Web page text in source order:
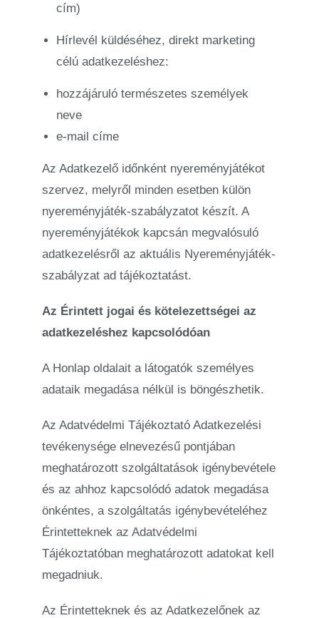
cím)
Hírlevél küldéséhez, direkt marketing
célú adatkezeléshez:
hozzájáruló természetes személyek
neve
e-mail címe
Az Adatkezelő időnként nyereményjátékot
szervez, melyről minden esetben külön
nyereményjáték-szabályzatot készít. A
nyereményjátékok kapcsán megvalósuló
adatkezelésről az aktuális Nyereményjáték-
szabályzat ad tájékoztatást.
Az Érintett jogai és kötelezettségei az
adatkezeléshez kapcsolódóan
A Honlap oldalait a látogatók személyes
adataik megadása nélkül is böngészhetik.
Az Adatvédelmi Tájékoztató Adatkezelési
tevékenysége elnevezésű pontjában
meghatározott szolgáltatások igénybevétele
és az ahhoz kapcsolódó adatok megadása
önkéntes, a szolgáltatás igénybevételéhez
Érintetteknek az Adatvédelmi
Tájékoztatóban meghatározott adatokat kell
megadniuk.
Az Érintetteknek és az Adatkezelőnek az